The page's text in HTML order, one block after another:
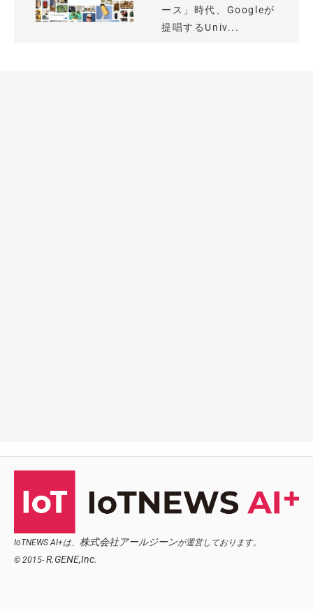
ース」時代、Googleが
提唱するUniv...
IoTNEWS AI+は、 株式会社アールジーンが運営しております。
© 2015- R.GENE,Inc.